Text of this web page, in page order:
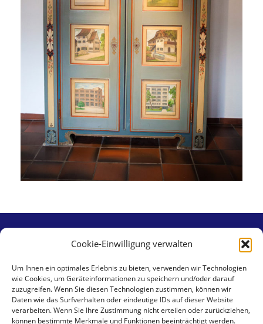
Cookie-Einwilligung verwalten
Um Ihnen ein optimales Erlebnis zu bieten, verwenden wir Technologien
wie Cookies, um Geräteinformationen zu speichern und/oder darauf
zuzugreifen. Wenn Sie diesen Technologien zustimmen, können wir
Daten wie das Surfverhalten oder eindeutige IDs auf dieser Website
verarbeiten. Wenn Sie Ihre Zustimmung nicht erteilen oder zurückziehen,
können bestimmte Merkmale und Funktionen beeinträchtigt werden.
aaa swiss properties gmbh
Klingental 17
CH-4058 Basel